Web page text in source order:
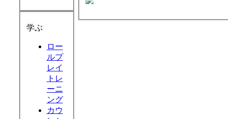
学ぶ
ロー
ルプ
レイ
トレ
ーニ
ング
カウ